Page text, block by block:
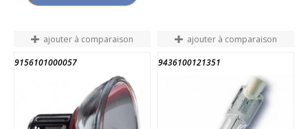
ajouter à comparaison
9156101000057
ajouter à comparaison
9436100121351